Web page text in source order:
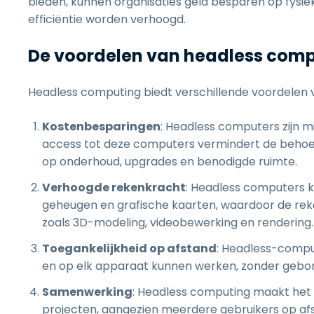
efficiëntie worden verhoogd.
De voordelen van headless
Headless computing biedt verschillende
Kostenbesparingen: Headless computers zijn
access tot deze computers vermindert de
op onderhoud, upgrades en benodigde ruimte.
Verhoogde rekenkracht: Headless computers
geheugen en grafische kaarten, waardoor de
zoals 3D-modeling, videobewerking en rendering.
Toegankelijkheid op afstand: Headless-
en op elk apparaat kunnen werken, zonder
Samenwerking: Headless computing maakt
projecten, aangezien meerdere gebruikers op